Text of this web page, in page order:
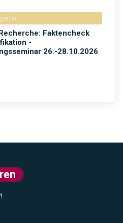
n
Faktencheck
-
26.-28.10.2026